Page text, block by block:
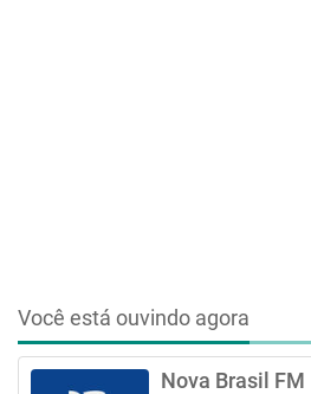
Você está ouvindo agora
Nova Brasil FM